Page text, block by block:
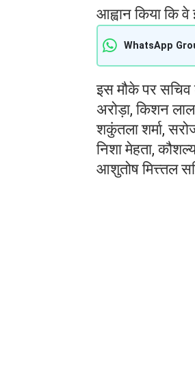
आह्वान किया कि
WhatsApp
इस मौके पर सचिव
अरोड़ा, किशन लाल
शकुंतला शर्मा,
निशा मेहता,
आशुतोष मित्त्तल